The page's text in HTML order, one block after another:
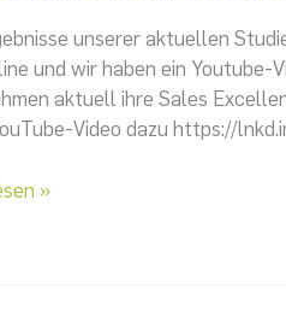
unserer aktuellen
und wir haben ein Youtube-
aktuell ihre Sales
Video dazu https://
»